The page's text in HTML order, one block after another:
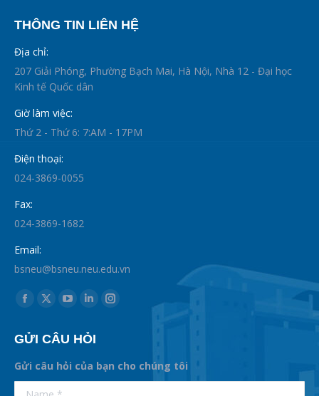
THÔNG TIN LIÊN HỆ
Địa chỉ:
207 Giải Phóng, Phường Bạch Mai, Hà Nội, Nhà 12 - Đại học
Kinh tế Quốc dân
Giờ làm việc:
Thứ 2 - Thứ 6: 7:AM - 17PM
Điện thoại:
024-3869-0055
Fax:
024-3869-1682
Email:
bsneu@bsneu.neu.edu.vn
Find us on:
Facebook
opens
in
new
X
opens
in
new
YouTube
opens
in
new
Linkedin
opens
in
new
Instagram
in
new
GỬI CÂU HỎI
Gửi câu hỏi của bạn cho chúng tôi
supertotobet
Name *